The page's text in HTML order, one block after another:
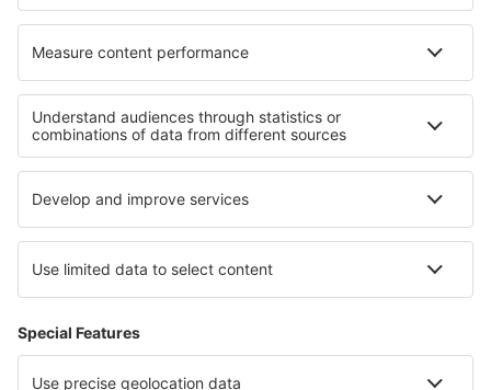
Köpvillkor
Mina bokningar
Integritetspolicy
Support och kontakt
Integritet
Länder